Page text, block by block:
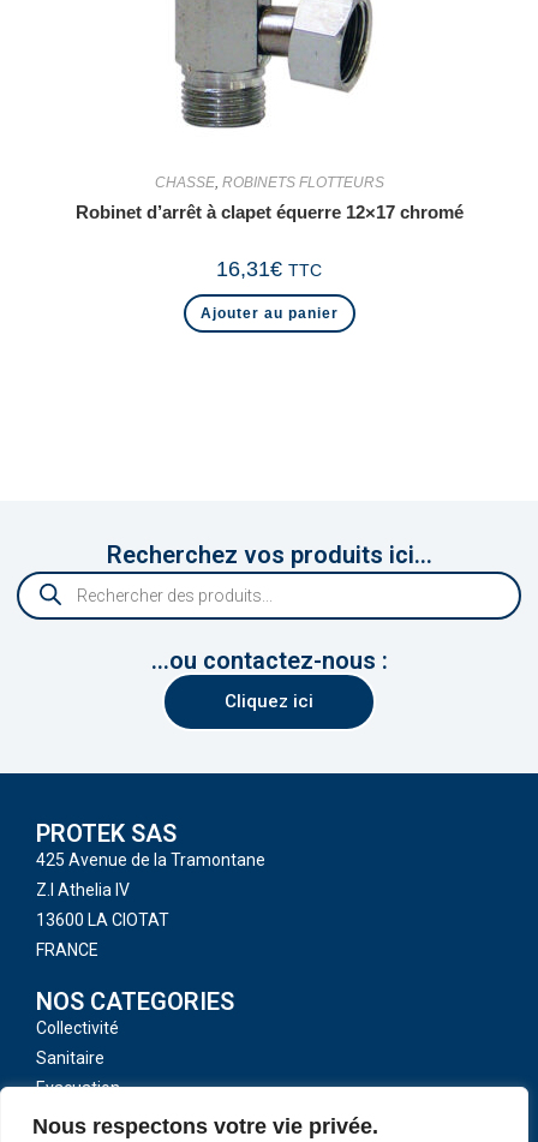
Nous respectons votre vie privée.
CHASSE, ROBINETS FLOTTEURS
Robinet d’arrêt à clapet équerre 12×17 chromé
16,31€ TTC
Ajouter au panier
Recherchez vos produits ici...
...ou contactez-nous :
Cliquez ici
PROTEK SAS
425 Avenue de la Tramontane
Z.I Athelia IV
13600 LA CIOTAT
FRANCE
NOS CATEGORIES
Collectivité
Sanitaire
Evacuation
Toutes nos catégories